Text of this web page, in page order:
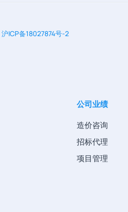
沪ICP备18027874号-2
公司业绩
造价咨询
招标代理
项目管理